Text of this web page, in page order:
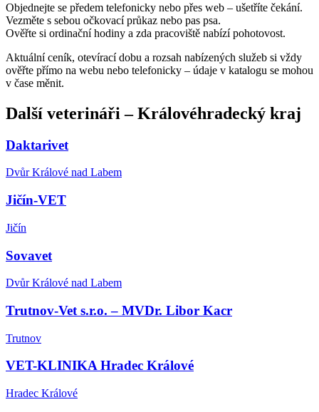
Objednejte se předem telefonicky nebo přes web – ušetříte čekání.
Vezměte s sebou očkovací průkaz nebo pas psa.
Ověřte si ordinační hodiny a zda pracoviště nabízí pohotovost.
Aktuální ceník, otevírací dobu a rozsah nabízených služeb si vždy
ověřte přímo na webu nebo telefonicky – údaje v katalogu se mohou
v čase měnit.
Další veterináři –Královéhradecký kraj
Daktarivet
Dvůr Králové nad Labem
Jičín-VET
Jičín
Sovavet
Dvůr Králové nad Labem
Trutnov-Vet s.r.o. – MVDr. Libor Kacr
Trutnov
VET-KLINIKA Hradec Králové
Hradec Králové